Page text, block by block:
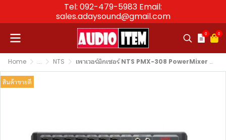
Tel: 092-479-5983 Email:
sales.adaysound@gmail.com
0 0
Home ... NTS เพาเวอร์มิกเซอร์ NTS PMX-308 PowerMixer 7 Mono 1 Stero + FX/USB/BT
สินค้าขายดี